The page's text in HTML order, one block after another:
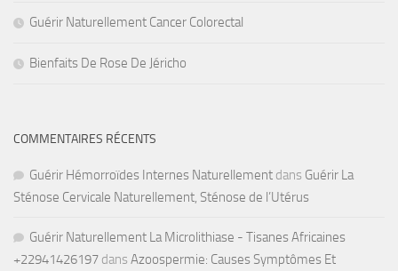
Guérir Naturellement Cancer Colorectal
Bienfaits De Rose De Jéricho
COMMENTAIRES RÉCENTS
Guérir Hémorroïdes Internes Naturellement dans Guérir La
Sténose Cervicale Naturellement, Sténose de l’Utérus
Guérir Naturellement La Microlithiase - Tisanes Africaines
+22941426197 dans Azoospermie: Causes Symptômes Et